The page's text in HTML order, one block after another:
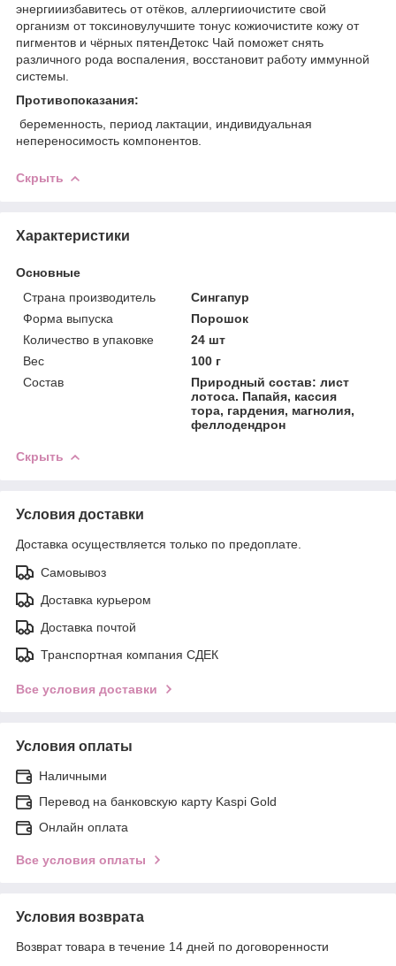
энергииизбавитесь от отёков, аллергииочистите свой
организм от токсиновулучшите тонус кожиочистите кожу от
пигментов и чёрных пятенДетокс Чай поможет снять
различного рода воспаления, восстановит работу иммунной
системы.
Противопоказания:
беременность, период лактации, индивидуальная
непереносимость компонентов.
Скрыть
Характеристики
Основные
Страна производитель
Сингапур
Форма выпуска
Порошок
Количество в упаковке
24 шт
Вес
100 г
Состав
Природный состав: лист
лотоса. Папайя, кассия
тора, гардения, магнолия,
феллодендрон
Скрыть
Условия доставки
Доставка осуществляется только по предоплате.
Самовывоз
Доставка курьером
Доставка почтой
Транспортная компания СДЕК
Все условия доставки
Условия оплаты
Наличными
Перевод на банковскую карту Kaspi Gold
Онлайн оплата
Все условия оплаты
Условия возврата
Возврат товара в течение 14 дней по договоренности